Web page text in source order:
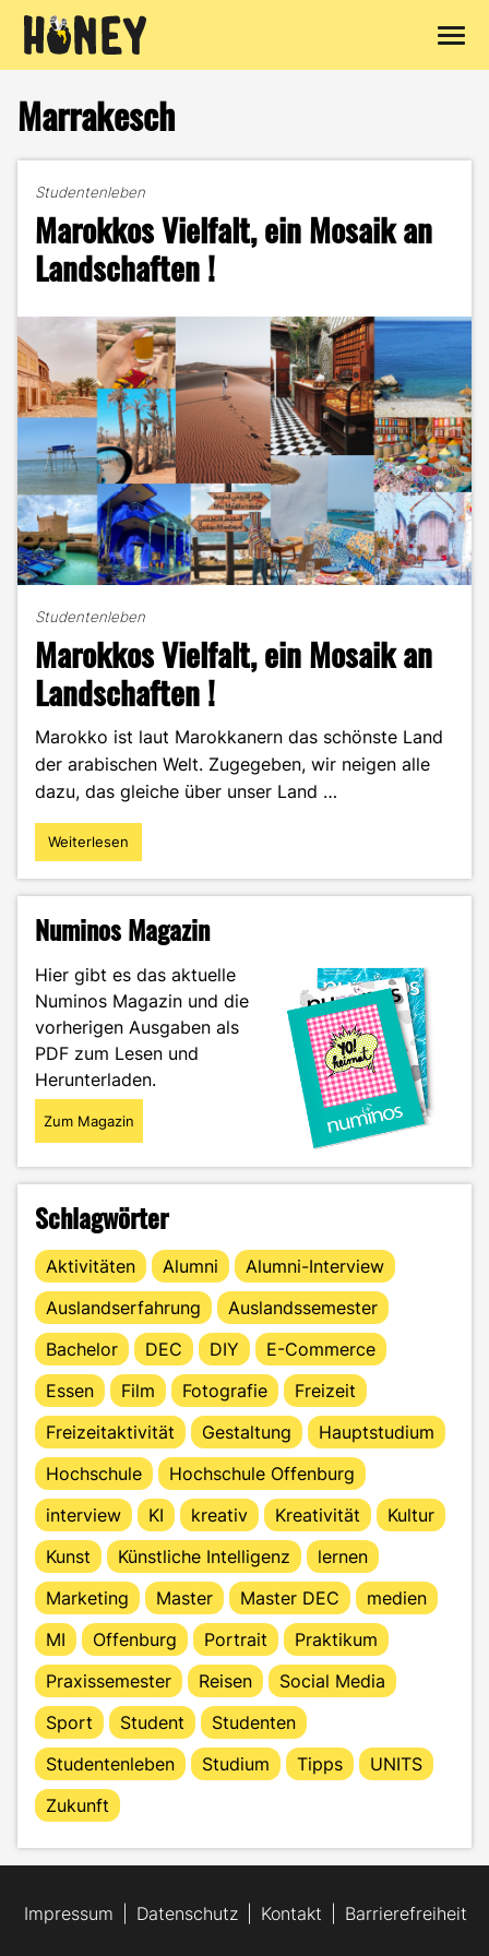
Inhalt
springen
Marrakesch
Studentenleben
Marokkos Vielfalt, ein Mosaik an
Landschaften !
Studentenleben
Marokkos Vielfalt, ein Mosaik an
Landschaften !
Marokko ist laut Marokkanern das schönste Land
der arabischen Welt. Zugegeben, wir neigen alle
dazu, das gleiche über unser Land …
"Marokkos
Vielfalt,
an
!"
Weiterlesen
Numinos Magazin
Hier gibt es das aktuelle
Numinos Magazin und die
vorherigen Ausgaben als
PDF zum Lesen und
Herunterladen.
Zum Magazin
Schlagwörter
Aktivitäten Alumni
Alumni-Interview
Auslandserfahrung
Auslandssemester
Bachelor
DEC DIY
E-Commerce
Essen
Film Fotografie
Freizeit
Freizeitaktivität
Gestaltung
Hauptstudium
Hochschule
Hochschule Offenburg
interview
KI kreativ Kreativität
Kultur
Kunst
Künstliche Intelligenz
lernen
Marketing
Master Master DEC
medien
MI
Offenburg Portrait
Praktikum
Praxissemester
Reisen
Social Media
Sport
Student
Studenten
Studentenleben
Studium Tipps
UNITS
Zukunft
Impressum Datenschutz Kontakt Barrierefreiheit